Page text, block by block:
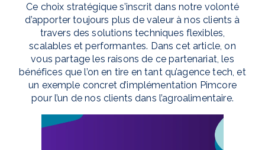
Ce choix stratégique s’inscrit dans notre volonté
d’apporter toujours plus de valeur à nos clients à
travers des solutions techniques flexibles,
scalables et performantes. Dans cet article, on
vous partage les raisons de ce partenariat, les
bénéfices que l’on en tire en tant qu’agence tech, et
un exemple concret d’implémentation Pimcore
pour l’un de nos clients dans l’agroalimentaire.